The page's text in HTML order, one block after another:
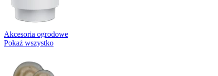
Akcesoria ogrodowe
Pokaż wszystko